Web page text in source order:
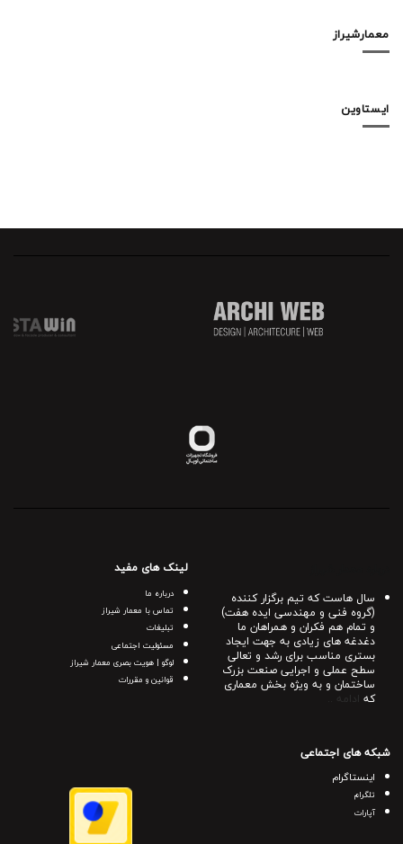
معمارشیراز
ایستاوین
سال هاست که تیم برگزار کننده
(گروه فنی و مهندسی ایده هفت)
و تمام هم فکران و همراهان ما
دغدغه های زیادی به جهت ایجاد
بستری مناسب برای رشد و تعالی
سطح عملی و اجرایی صنعت بزرک
ساختمان و به ویژه بخش معماری
که
لینک های مفید
درباره ما
تماس با معمار شیراز
تبلیغات
مسئولیت اجتماعی
لوگو | هویت بصری معمار شیراز
قوانین و مقررات
شبکه های اجتماعی
اینستاگرام
تلگرام
آپارات